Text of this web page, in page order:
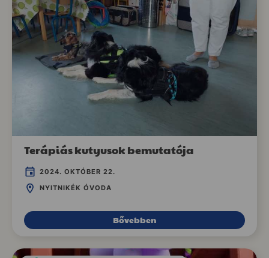
Terápiás kutyusok bemutatója
2024. OKTÓBER 22.
NYITNIKÉK ÓVODA
Bővebben